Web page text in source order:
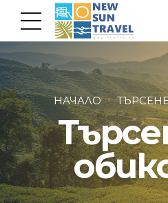
НАЧАЛО